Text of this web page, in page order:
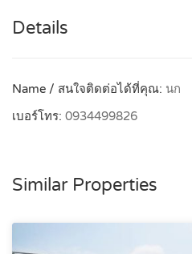
Details
Name / สนใจติดต่อได้ที่คุณ: นก
เบอร์โทร: 0934499826
Similar Properties